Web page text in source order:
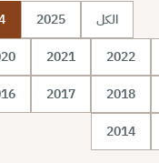
الكل 2025
2022
2021
2018
2017
2014